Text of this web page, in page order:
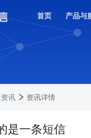
首页 产品与
讯 资讯详情
是一条短信